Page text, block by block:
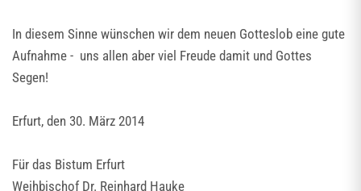
In diesem Sinne wünschen wir dem neuen Gotteslob eine gute
Aufnahme - uns allen aber viel Freude damit und Gottes
Segen!
Erfurt, den 30. März 2014
Für das Bistum Erfurt
Weihbischof Dr. Reinhard Hauke